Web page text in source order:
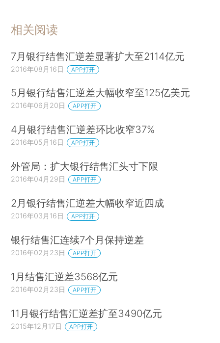
相关阅读
7月银行结售汇逆差显著扩大至2114亿元
2016年08月16日 APP打开
5月银行结售汇逆差大幅收窄至125亿美元
2016年06月20日 APP打开
4月银行结售汇逆差环比收窄37%
2016年05月16日 APP打开
外管局：扩大银行结售汇头寸下限
2016年04月29日 APP打开
2月银行结售汇逆差大幅收窄近四成
2016年03月16日 APP打开
银行结售汇连续7个月保持逆差
2016年02月23日 APP打开
1月结售汇逆差3568亿元
2016年02月23日 APP打开
11月银行结售汇逆差扩至3490亿元
2015年12月17日 APP打开